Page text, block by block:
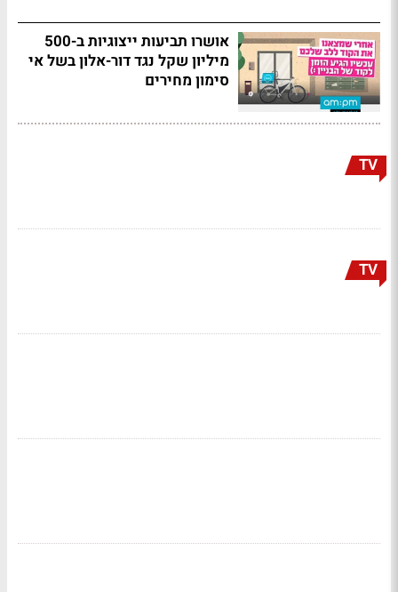
אושרו תביעות ייצוגיות ב-500
מיליון שקל נגד דור-אלון בשל אי
סימון מחירים
TV
TV